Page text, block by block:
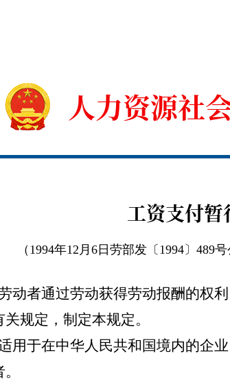
人力资源社
工资支付暂
（1994年12月6日劳部发〔1994〕489
动者通过劳动获得劳动报酬的权
规定，制定本规定。
用于在中华人民共和国境内的企